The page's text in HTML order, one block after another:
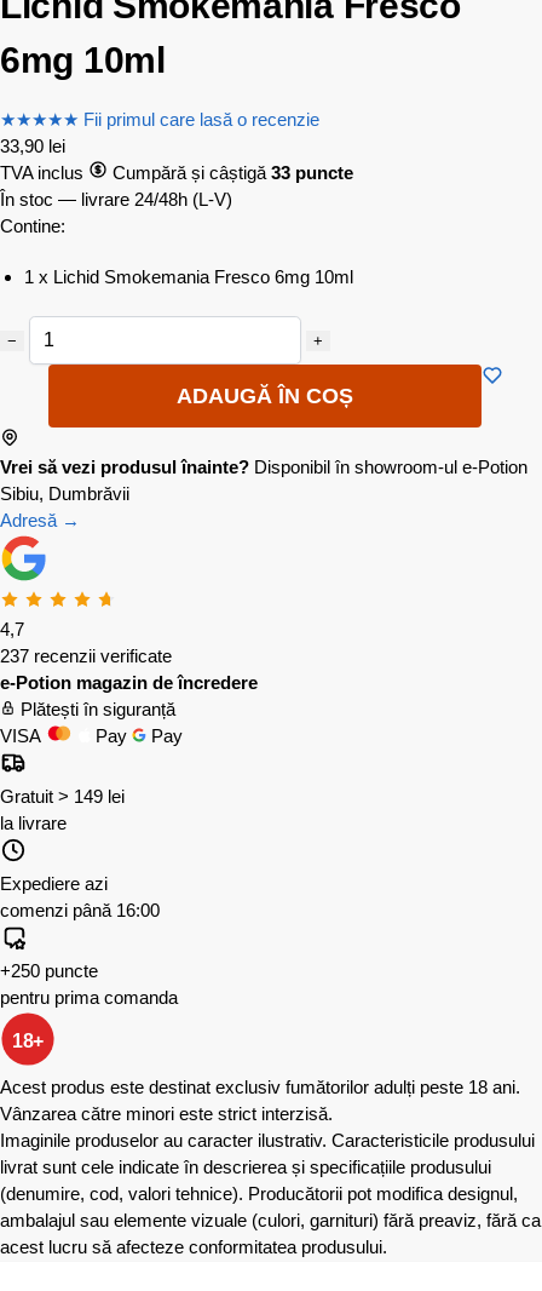
6mg 10ml
★★★★★ Fii primul care lasă o recenzie
33,90 lei
TVA inclus
Cumpără și câștigă 33 puncte
În stoc — livrare 24/48h (L-V)
Contine:
1 x Lichid Smokemania Fresco 6mg 10ml
− +
ADAUGĂ ÎN COȘ
Vrei să vezi produsul înainte? Disponibil în showroom-ul e-Potion
Sibiu, Dumbrăvii
Adresă →
4,7
237 recenzii verificate
e-Potion magazin de încredere
Plătești în siguranță
VISA
Pay Pay
Gratuit > 149 lei
la livrare
Expediere azi
comenzi până 16:00
+250 puncte
pentru prima comanda
18+
Acest produs este destinat exclusiv fumătorilor adulți peste 18 ani.
Vânzarea către minori este strict interzisă.
Imaginile produselor au caracter ilustrativ. Caracteristicile produsului
livrat sunt cele indicate în descrierea și specificațiile produsului
(denumire, cod, valori tehnice). Producătorii pot modifica designul,
ambalajul sau elemente vizuale (culori, garnituri) fără preaviz, fără ca
acest lucru să afecteze conformitatea produsului.